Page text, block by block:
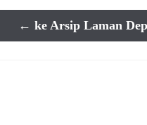
← ke Arsip Laman